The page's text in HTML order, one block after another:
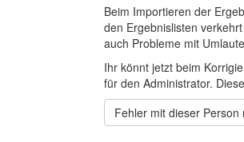
Beim Importieren der
den Ergebnislisten
auch Probleme mit
Ihr könnt jetzt beim
für den Administrator.
Fehler mit dieser Person